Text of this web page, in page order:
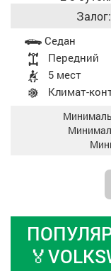
Залог:
Характеристики
Седан
Передний
5 мест
Климат-